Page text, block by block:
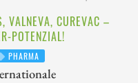
VALNEVA, CUREVAC –
POTENZIAL!
PHARMA